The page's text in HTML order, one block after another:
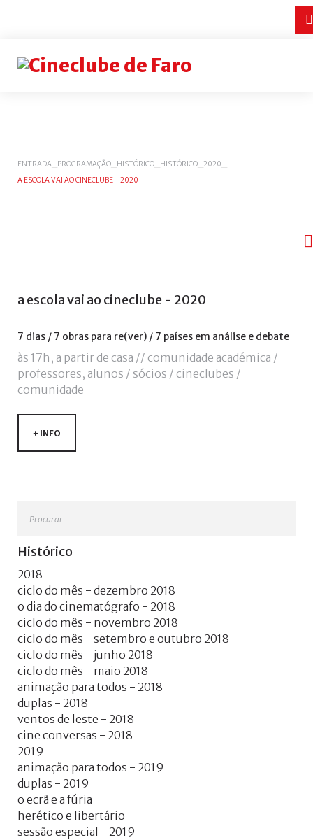
ENTRADA PROGRAMAÇÃO HISTÓRICO HISTÓRICO 2020
A ESCOLA VAI AO CINECLUBE - 2020
a escolavai ao cineclube - 2020
7 dias / 7 obras para re(ver) / 7 países em análise e debate
às 17h, a partir de casa // comunidade académica /
professores, alunos / sócios / cineclubes /
comunidade
+ INFO
Histórico
2018
ciclo do mês - dezembro 2018
o dia do cinematógrafo - 2018
ciclo do mês - novembro 2018
ciclo do mês - setembro e outubro 2018
ciclo do mês - junho 2018
ciclo do mês - maio 2018
animação para todos - 2018
duplas - 2018
ventos de leste - 2018
cine conversas - 2018
2019
animação para todos - 2019
duplas - 2019
o ecrã e a fúria
herético e libertário
sessão especial - 2019
register
INICIAR
nome
utilizador?
Esqueceu-
Google
+